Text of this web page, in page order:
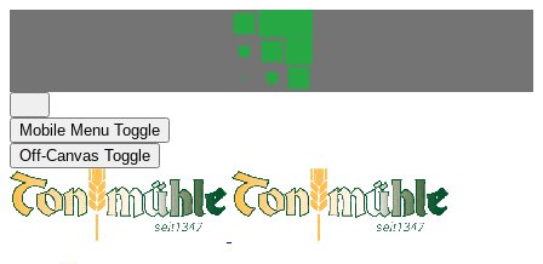
Mobile Menu Toggle
Off-Canvas Toggle